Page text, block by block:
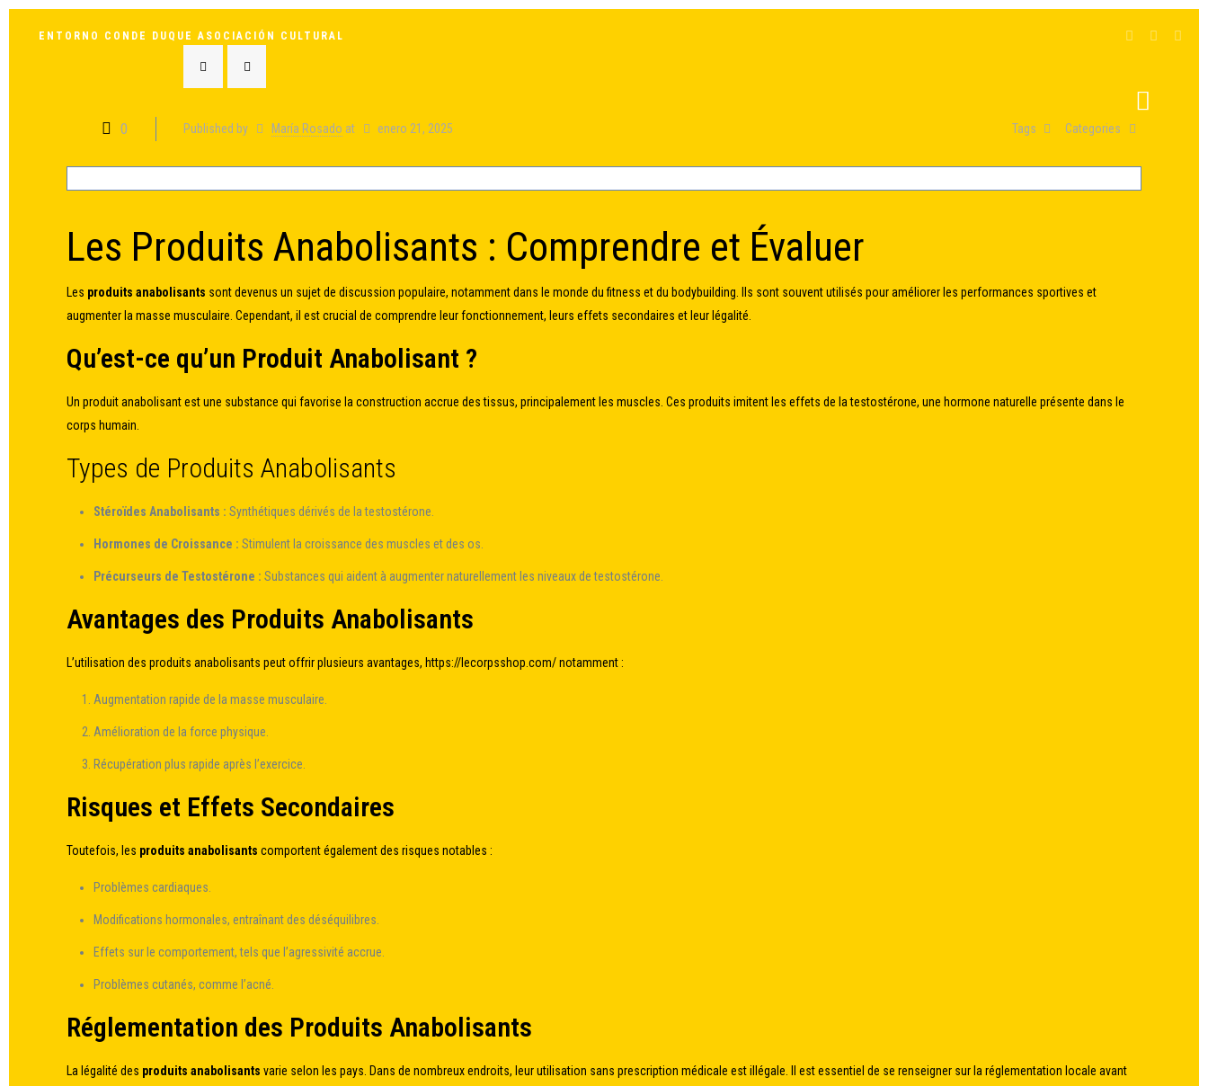
ENTORNO CONDE DUQUE ASOCIACIÓN CULTURAL
0 Published by María Rosado at enero 21, 2025 Categories
Tags
Les Produits Anabolisants : Comprendre et Évaluer
Les produits anabolisants sont devenus un sujet de discussion populaire, notamment dans le monde du fitness et du bodybuilding. Ils sont souvent utilisés pour améliorer les performances sportives et
augmenter la masse musculaire. Cependant, il est crucial de comprendre leur fonctionnement, leurs effets secondaires et leur légalité.
Qu’est-ce qu’un Produit Anabolisant ?
Un produit anabolisant est une substance qui favorise la construction accrue des tissus, principalement les muscles. Ces produits imitent les effets de la testostérone, une hormone naturelle présente dans le
corps humain.
Types de Produits Anabolisants
Stéroïdes Anabolisants : Synthétiques dérivés de la testostérone.
Hormones de Croissance : Stimulent la croissance des muscles et des os.
Précurseurs de Testostérone : Substances qui aident à augmenter naturellement les niveaux de testostérone.
Avantages des Produits Anabolisants
L’utilisation des produits anabolisants peut offrir plusieurs avantages, https://lecorpsshop.com/notamment :
Augmentation rapide de la masse musculaire.
Amélioration de la force physique.
Récupération plus rapide après l’exercice.
Risques et Effets Secondaires
Toutefois, les produits anabolisants comportent également des risques notables :
Problèmes cardiaques.
Modifications hormonales, entraînant des déséquilibres.
Effets sur le comportement, tels que l’agressivité accrue.
Problèmes cutanés, comme l’acné.
Réglementation des Produits Anabolisants
La légalité des produits anabolisants varie selon les pays. Dans de nombreux endroits, leur utilisation sans prescription médicale est illégale. Il est essentiel de se renseigner sur la réglementation locale avant